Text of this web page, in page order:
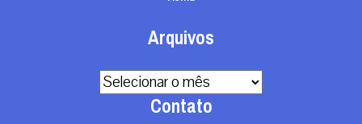
Arquivos
Arquivos
Contato